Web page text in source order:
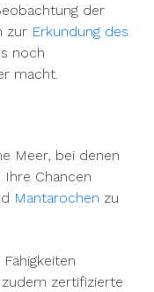
der
zur Erkundung des
noch
macht.
Meer, bei denen
Chancen
Mantarochen zu
zertifizierte